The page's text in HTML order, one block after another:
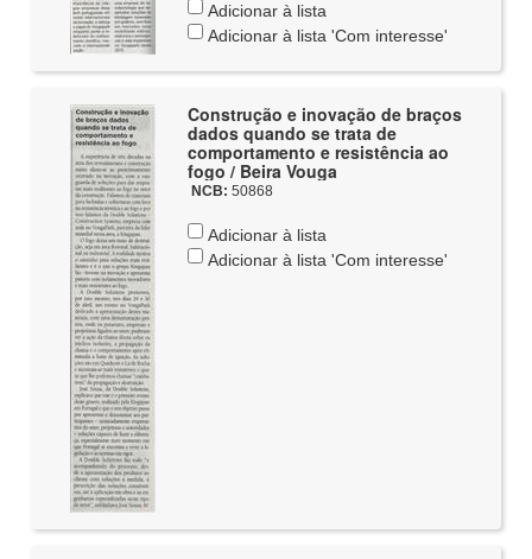
Adicionar à lista
Adicionar à lista 'Com interesse'
Construção e inovação de braços
dados quando se trata de
comportamento e resistência ao
fogo / Beira Vouga
NCB: 50868
Adicionar à lista
Adicionar à lista 'Com interesse'